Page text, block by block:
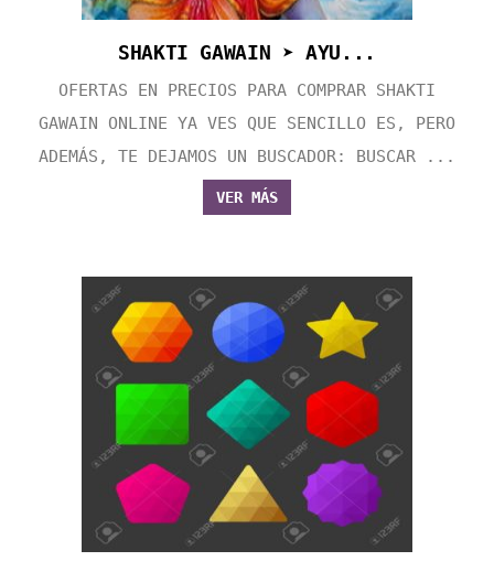
SHAKTI GAWAIN ➤ AYU...
OFERTAS EN PRECIOS PARA COMPRAR SHAKTI
GAWAIN ONLINE YA VES QUE SENCILLO ES, PERO
ADEMÁS, TE DEJAMOS UN BUSCADOR: BUSCAR ...
VER MÁS